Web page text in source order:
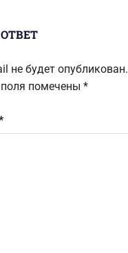
не будет опубликован.
помечены *